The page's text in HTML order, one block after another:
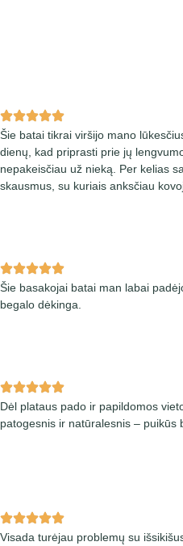
Šie batai tikrai viršijo mano
dienų, kad priprasti prie jų
nepakeisčiau už nieką. Per kelias
skausmus, su kuriais anksčiau
Šie basakojai batai man labai
begalo dėkinga.
Dėl plataus pado ir papildomos
patogesnis ir natūralesnis – puikūs
Visada turėjau problemų su